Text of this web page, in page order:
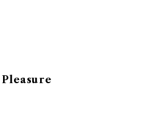
Pleasure